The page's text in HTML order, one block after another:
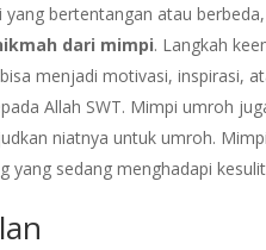
bertentangan atau
dari mimpi. Langkah
menjadi motivasi, inspirasi,
Allah SWT. Mimpi umroh
niatnya untuk umroh.
yang sedang menghadapi